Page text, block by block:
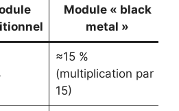
Module « black
metal »
≈15 %
(multiplication par
15)